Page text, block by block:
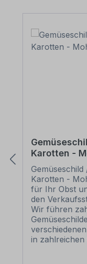
Karotten -
Karotten -
für Ihr Obst
den
Wir führen
in